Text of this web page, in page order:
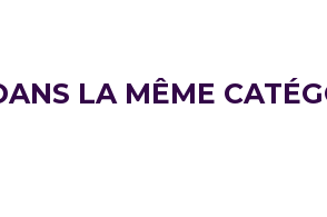
LA MÊME